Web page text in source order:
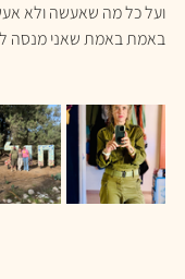
ועל כל מה שאעשה ולא
באמת באמת שאני מנסה